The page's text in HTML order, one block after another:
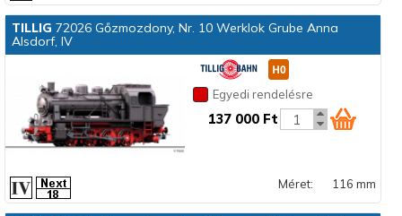
TILLIG 72026 Gőzmozdony, Nr. 10 Werklok Grube Anna
Alsdorf, IV
Egyedi rendelésre
137 000 Ft
Méret: 116 mm